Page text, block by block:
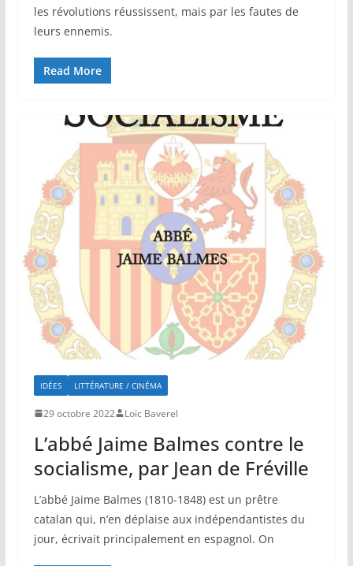
les révolutions réussissent, mais par les fautes de
leurs ennemis.
Read More
IDÉES LITTÉRATURE / CINÉMA
29 octobre 2022 Loïc Baverel
L’abbé Jaime Balmes contre le
socialisme, par Jean de Fréville
L’abbé Jaime Balmes (1810-1848) est un prêtre
catalan qui, n’en déplaise aux indépendantistes du
jour, écrivait principalement en espagnol. On